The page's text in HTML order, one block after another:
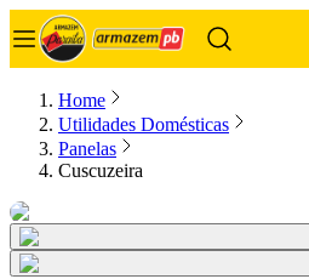
Home
Utilidades Domésticas
Panelas
Cuscuzeira